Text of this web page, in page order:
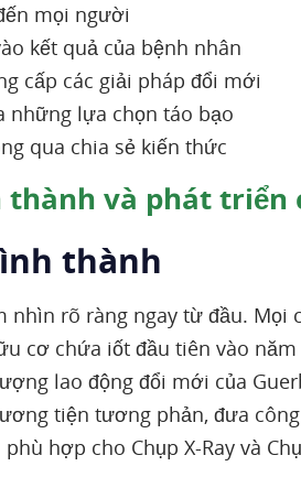
mọi người
kết quả của bệnh nhân
cấp các giải pháp đổi mới
những lựa chọn táo bạo
qua chia sẻ kiến ​​thức
thành và phát triển
thành
nhìn rõ ràng ngay từ đầu.
cơ chứa iốt đầu tiên vào
lao động đổi mới của
tiện tương phản, đưa
hợp cho Chụp X-Ray và